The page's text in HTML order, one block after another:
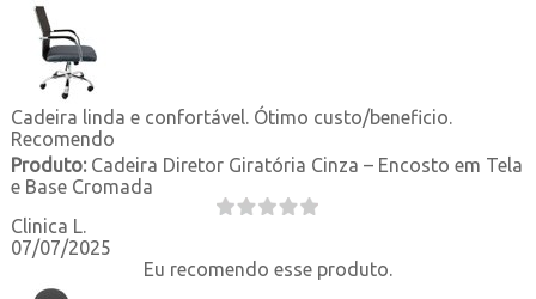
Cadeira linda e confortável. Ótimo custo/beneficio.
Recomendo
Produto:Cadeira Diretor Giratória Cinza – Encosto em Tela
e Base Cromada
Clinica L.
07/07/2025
Eu recomendo esse produto.